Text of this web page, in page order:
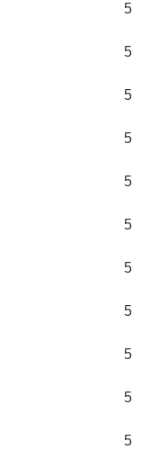
5
5
5
5
5
5
5
5
5
5
5